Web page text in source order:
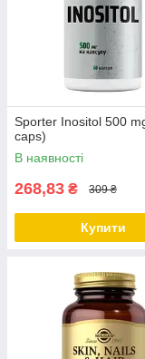
Sporter Inositol 500
caps)
В наявності
268,83 ₴ 309 ₴
Купити